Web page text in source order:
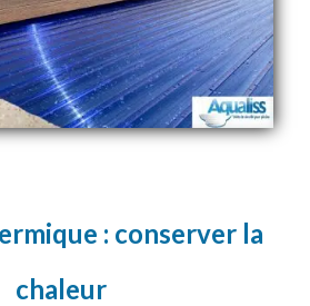
: conserver la
chaleur